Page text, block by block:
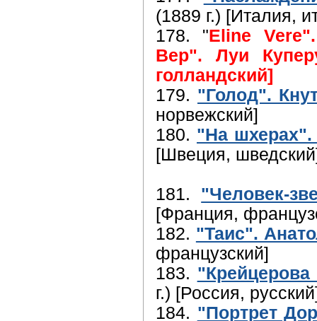
(1889 г.) [Италия,
178. "Eline
Вер". Луи
голландский]
179. "Голод".
норвежский]
180. "На шхерах".
[Швеция,
181. "Человек-
[Франция,
182. "Таис".
французский]
183. "Крейцерова
г.) [Россия,
184. "Портрет